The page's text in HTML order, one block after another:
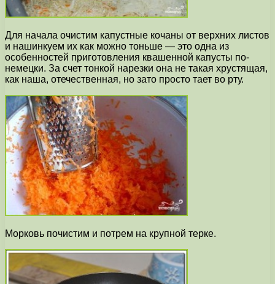
Для начала очистим капустные кочаны от верхних листов
и нашинкуем их как можно тоньше — это одна из
особенностей приготовления квашенной капусты по-
немецки. За счет тонкой нарезки она не такая хрустящая,
как наша, отечественная, но зато просто тает во рту.
Морковь почистим и потрем на крупной терке.